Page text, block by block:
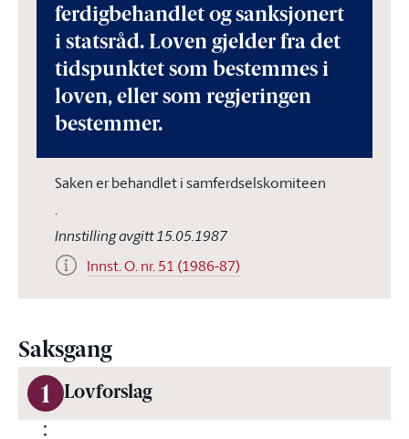
ferdigbehandlet og sanksjonert
i statsråd. Loven gjelder fra det
tidspunktet som bestemmes i
loven, eller som regjeringen
bestemmer.
Saken er behandlet i samferdselskomiteen
.
Innstilling avgitt 15.05.1987
Innst. O. nr. 51 (1986-87)
Saksgang
1 Lovforslag